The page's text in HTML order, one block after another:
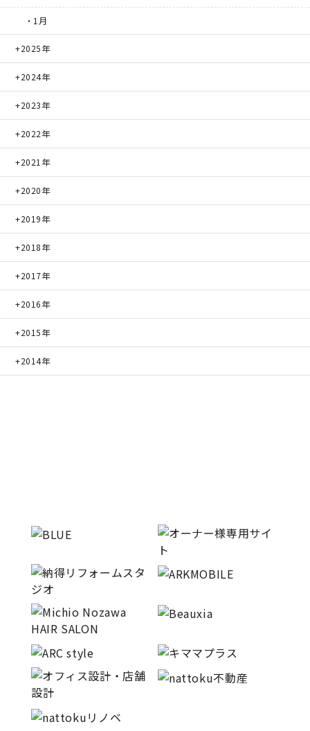
・1月
2025年
2024年
2023年
2022年
2021年
2020年
2019年
2018年
2017年
2016年
2015年
2014年